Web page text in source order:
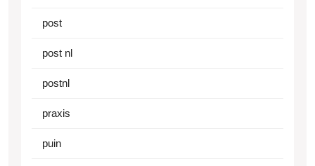
post
post nl
postnl
praxis
puin